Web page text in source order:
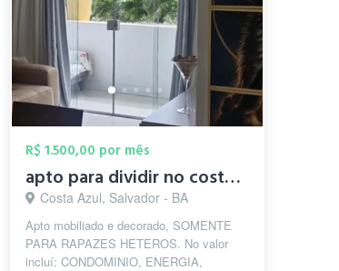
R$ 1.500,00 por mês
apto para dividir no costa azul
Costa Azul, Salvador - BA
Apto mobiliado e decorado, SOMENTE
PARA RAPAZES HETEROS. No valor
incluí: CONDOMINIO, ENERGIA,